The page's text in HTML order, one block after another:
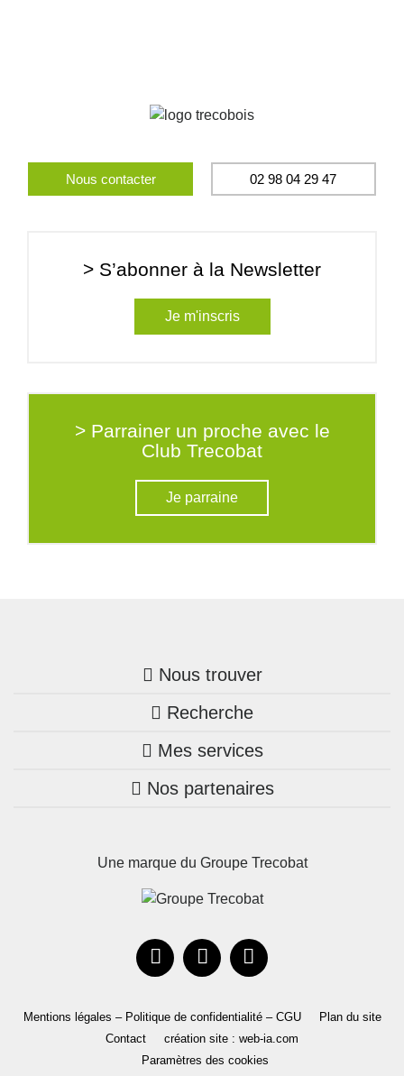
Nous contacter 02 98 04 29 47
> S’abonner à la Newsletter
Je m'inscris
> Parrainer un proche avec le
Club Trecobat
Je parraine
Nous trouver
Trouver une agence
Bretagne
Pays de la Loire
Occitanie
Recherche
Nos annonces
Maison + terrain
Mes services
Mon compte Trecobois
Parrainez un proche!
Nos partenaires
Une marque du Groupe Trecobat
Mentions légales – Politique de confidentialité – CGU
Plan du site
Contact
création site : web-ia.com
Paramètres des cookies